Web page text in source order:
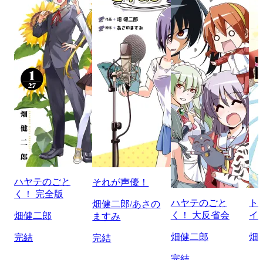
ハヤテのごと
く！ 完全版
畑健二郎
完結
それが声優！
畑健二郎/あさの
ますみ
完結
ハヤテのごと
く！ 大反省会
畑健二郎
ト
イ
畑